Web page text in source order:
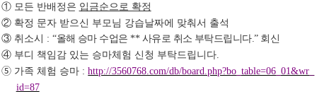
① 모든 반배정은 입금순으로 확정
② 확정 문자 받으신 부모님 강습날짜에 맞춰서 출석
③ 취소시 :“올해 승마 수업은** 사유로 취소 부탁드립니다.” 회신
④ 부디 책임감 있는 승마체험 신청 부탁드립니다.
➄ 가족 체험 승마 :http://3560768.com/db/board.php?bo_table=06_01&wr_
id=87